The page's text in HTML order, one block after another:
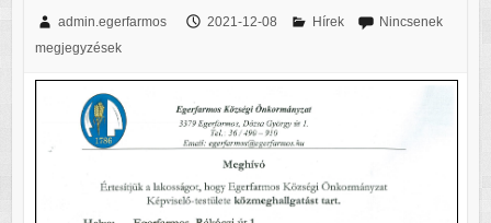
admin.egerfarmos 2021-12-08 Hírek
Nincsenek
megjegyzések